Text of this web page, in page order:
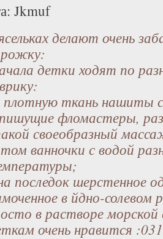
Jkmuf
делают очень
детки ходят по
плотную ткань нашиты
фломастеры,
своеобразный
ванночки с водой
последок шерстенное
в йдно-солевом
в растворе морской
очень нравится